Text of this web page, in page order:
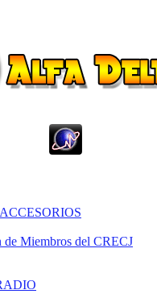
Miembros del CRECJ